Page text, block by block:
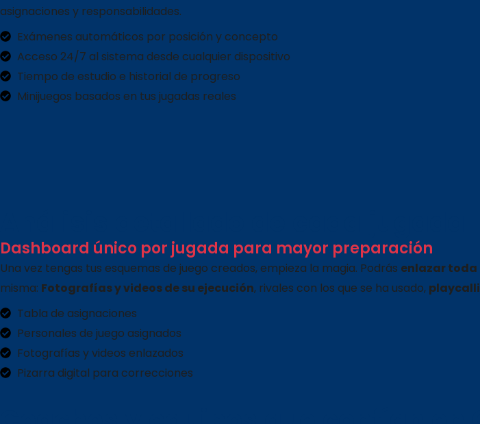
asignaciones y responsabilidades.
Exámenes automáticos por posición y concepto
Acceso 24/7 al sistema desde cualquier dispositivo
Tiempo de estudio e historial de progreso
Minijuegos basados en tus jugadas reales
Dashboard único por jugada para mayor preparación
Una vez tengas tus esquemas de juego creados, empieza la magia. Podrás enlazar
misma: Fotografías y videos de su ejecución, rivales con los que se ha usado,
Tabla de asignaciones
Personales de juego asignados
Fotografías y videos enlazados
Pizarra digital para correcciones